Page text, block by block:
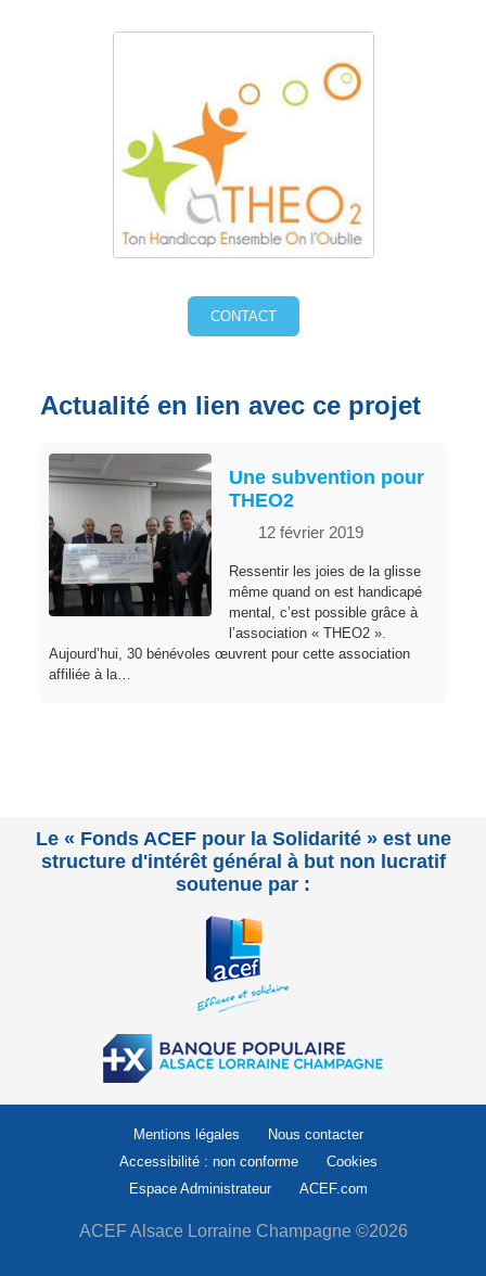
CONTACT
Actualité en lien avec ce projet
Une subvention pour
THEO2
12 février 2019
Ressentir les joies de la glisse
même quand on est handicapé
mental, c’est possible grâce à
l’association « THEO2 ».
Aujourd’hui, 30 bénévoles œuvrent pour cette association
affiliée à la…
Le « Fonds ACEF pour la Solidarité » est une
structure d'intérêt général à but non lucratif
soutenue par :
Mentions légales
Nous contacter
Accessibilité : non conforme
Cookies
Espace Administrateur
ACEF.com
ACEF Alsace Lorraine Champagne ©2026